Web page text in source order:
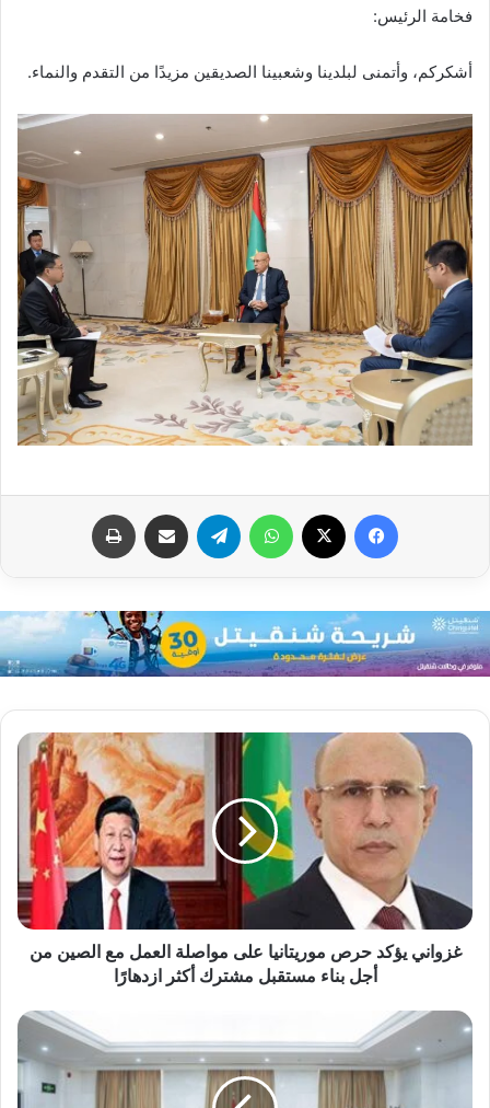
فخامة الرئيس:
أشكركم، وأتمنى لبلدينا وشعبينا الصديقين مزيدًا من التقدم والنماء.
فيسبوك واتساب تيلقرام مشاركة عبر البريد
غزواني يؤكد حرص موريتانيا على مواصلة العمل مع الصين من
أجل بناء مستقبل مشترك أكثر ازدهارًا